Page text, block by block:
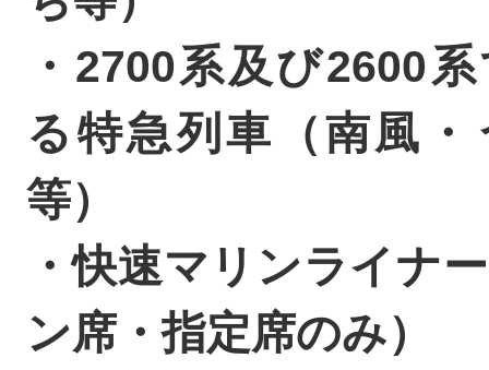
・2700系及び2600
る特急列車（南風・
等）
・快速マリンライナ
ン席・指定席のみ）